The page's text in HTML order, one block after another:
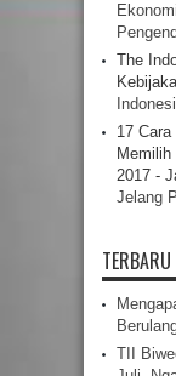
The
17
2017 -
Jelang
TERBARU
TII